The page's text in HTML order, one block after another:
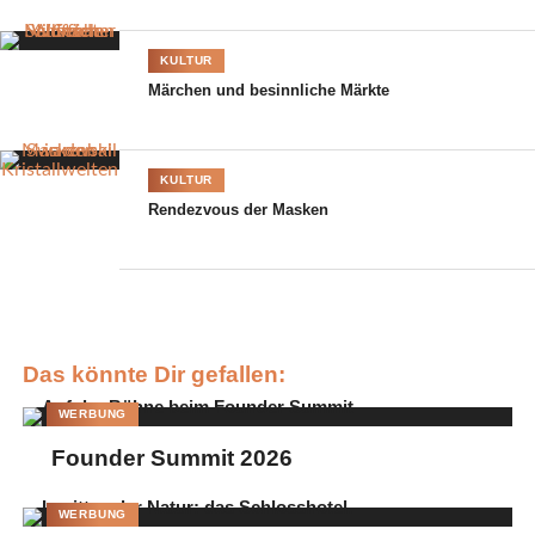
Simone
über die Tipps
einen Bob
kurzen eine
kann. Die
KULTUR
Märchen und besinnliche Märkte
KULTUR
Rendezvous der Masken
Das könnte Dir gefallen:
WERBUNG
Founder Summit 2026
WERBUNG